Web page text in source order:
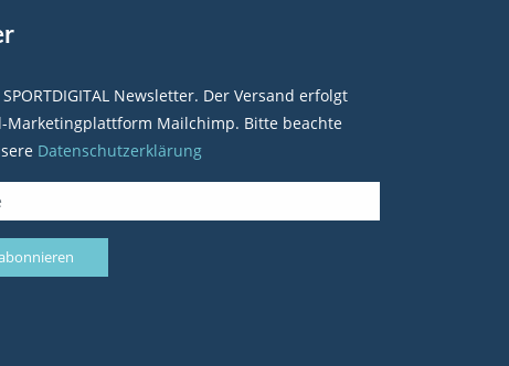
Newsletter. Der Versand erfolgt
Marketingplattform Mailchimp. Bitte beachte
Datenschutzerklärung